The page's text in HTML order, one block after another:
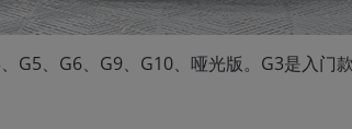
G5、G6、G9、G10、哑光版。G3是入门